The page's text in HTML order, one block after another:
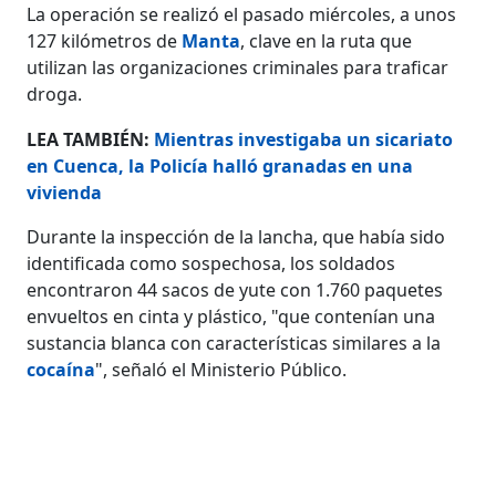
La operación se realizó el pasado miércoles, a unos
127 kilómetros de Manta, clave en la ruta que
utilizan las organizaciones criminales para traficar
droga.
LEA TAMBIÉN: Mientras investigaba un sicariato
en Cuenca, la Policía halló granadas en una
vivienda
Durante la inspección de la lancha, que había sido
identificada como sospechosa, los soldados
encontraron 44 sacos de yute con 1.760 paquetes
envueltos en cinta y plástico, "que contenían una
sustancia blanca con características similares a la
cocaína", señaló el Ministerio Público.